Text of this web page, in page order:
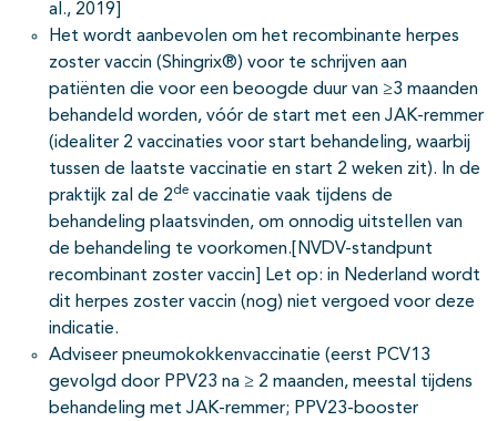
al., 2019]
Het wordt aanbevolen om het recombinante herpes
zoster vaccin (Shingrix®) voor te schrijven aan
patiënten die voor een beoogde duur van ≥3 maanden
behandeld worden, vóór de start met een JAK-remmer
(idealiter 2 vaccinaties voor start behandeling, waarbij
tussen de laatste vaccinatie en start 2 weken zit). In de
praktijk zal de 2de vaccinatie vaak tijdens de
behandeling plaatsvinden, om onnodig uitstellen van
de behandeling te voorkomen.[NVDV-standpunt
recombinant zoster vaccin] Let op: in Nederland wordt
dit herpes zoster vaccin (nog) niet vergoed voor deze
indicatie.
Adviseer pneumokokkenvaccinatie (eerst PCV13
gevolgd door PPV23 na ≥ 2 maanden, meestal tijdens
behandeling met JAK-remmer; PPV23-booster